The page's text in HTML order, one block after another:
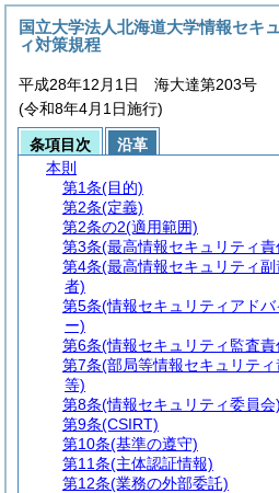
国立大学法人北海道大学情報セキ
ィ対策規程
平成28年12月1日 海大達第203号
(令和8年4月1日施行)
条項目次
沿革
本則
第1条(目的)
第2条(定義)
第2条の2(適用範囲)
第3条(最高情報セキュリティ責
第4条(最高情報セキュリティ副
者)
第5条(情報セキュリティアドバ
ー)
第6条(情報セキュリティ監査責
第7条(部局等情報セキュリテ
等)
第8条(情報セキュリティ委員会)
第9条(CSIRT)
第10条(基準の遵守)
第11条(主体認証情報)
第12条(業務の外部委託)